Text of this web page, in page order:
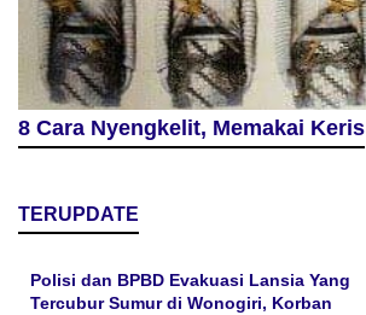
8 Cara Nyengkelit, Memakai Keris
TERUPDATE
Polisi dan BPBD Evakuasi Lansia Yang
Tercubur Sumur di Wonogiri, Korban